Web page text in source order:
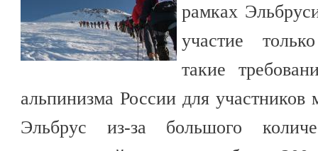
рамках
участие
такие
альпинизма России для участников
Эльбрус из-за большого